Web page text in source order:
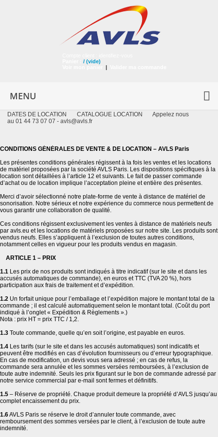
/ (vide)
|
MENU
DATES DE LOCATION CATALOGUE LOCATION
Appelez nous
au 01 44 73 07 07 - avls@avls.fr
CONDITIONS GÉNÉRALES DE VENTE & DE LOCATION – AVLS Paris
Les présentes conditions générales régissent à la fois les ventes et les locations
de matériel proposées par la société AVLS Paris. Les dispositions spécifiques à la
location sont détaillées à l’article 12 et suivants. Le fait de passer commande
d’achat ou de location implique l’acceptation pleine et entière des présentes.
Merci d’avoir sélectionné notre plate-forme de vente à distance de matériel de
sonorisation. Notre sérieux et notre expérience du commerce nous permettent de
vous garantir une collaboration de qualité.
Ces conditions régissent exclusivement les ventes à distance de matériels neufs
par avls.eu et les locations de matériels proposées sur notre site. Les produits sont
vendus neufs. Elles s’appliquent à l’exclusion de toutes autres conditions,
notamment celles en vigueur pour les produits vendus en magasin.
ARTICLE 1 – PRIX
1.1 Les prix de nos produits sont indiqués à titre indicatif (sur le site et dans les
accusés automatiques de commande), en euros et TTC (TVA 20 %), hors
participation aux frais de traitement et d’expédition.
1.2 Un forfait unique pour l’emballage et l’expédition majore le montant total de la
commande ; il est calculé automatiquement selon le montant total. (Coût du port
indiqué à l’onglet « Expédition & Règlements ».)
Nota : prix HT = prix TTC / 1,2.
1.3 Toute commande, quelle qu’en soit l’origine, est payable en euros.
1.4 Les tarifs (sur le site et dans les accusés automatiques) sont indicatifs et
peuvent être modifiés en cas d’évolution fournisseurs ou d’erreur typographique.
En cas de modification, un devis vous sera adressé ; en cas de refus, la
commande sera annulée et les sommes versées remboursées, à l’exclusion de
toute autre indemnité. Seuls les prix figurant sur le bon de commande adressé par
notre service commercial par e-mail sont fermes et définitifs.
1.5 – Réserve de propriété. Chaque produit demeure la propriété d’AVLS jusqu’au
complet encaissement du prix.
1.6AVLS Paris se réserve le droit d’annuler toute commande, avec
remboursement des sommes versées par le client, à l’exclusion de toute autre
indemnité.